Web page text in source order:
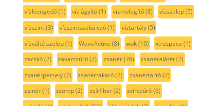
vízleengedő(1) vízlágyító(1) vízmelegítő(8) vízszelep(5)
vízszint(3) vízszintszabályzó(1) víztartály(5)
vízváltó szelep(1) WaveActive (8) wok(10) xtraspace (1)
zacskó(2) zavarszűrő(2) zsanér(76) zsanéralátét(2)
zsanérpersely(2) zsanértakaró(2) zsanértartó(2)
zsinór(1) zsomp(2) zsírfilter(2) zsírszűrő(6)